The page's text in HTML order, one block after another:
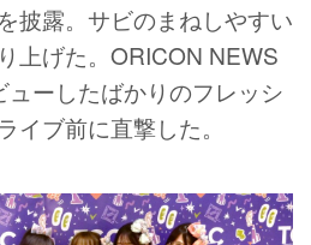
披露。サビのまねしやすい
上げた。ORICON NEWS
ーしたばかりのフレッシ
イブ前に直撃した。